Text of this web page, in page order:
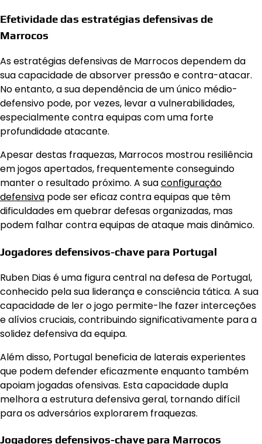
Efetividade das estratégias defensivas de
Marrocos
As estratégias defensivas de Marrocos dependem da
sua capacidade de absorver pressão e contra-atacar.
No entanto, a sua dependência de um único médio-
defensivo pode, por vezes, levar a vulnerabilidades,
especialmente contra equipas com uma forte
profundidade atacante.
Apesar destas fraquezas, Marrocos mostrou resiliência
em jogos apertados, frequentemente conseguindo
manter o resultado próximo. A suaconfiguração
defensiva pode ser eficaz contra equipas que têm
dificuldades em quebrar defesas organizadas, mas
podem falhar contra equipas de ataque mais dinâmico.
Jogadores defensivos-chave para Portugal
Ruben Dias é uma figura central na defesa de Portugal,
conhecido pela sua liderança e consciência tática. A sua
capacidade de ler o jogo permite-lhe fazer interceções
e alívios cruciais, contribuindo significativamente para a
solidez defensiva da equipa.
Além disso, Portugal beneficia de laterais experientes
que podem defender eficazmente enquanto também
apoiam jogadas ofensivas. Esta capacidade dupla
melhora a estrutura defensiva geral, tornando difícil
para os adversários explorarem fraquezas.
Jogadores defensivos-chave para Marrocos